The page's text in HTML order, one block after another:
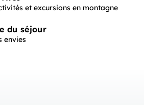
et excursions en montagne
du séjour
envies